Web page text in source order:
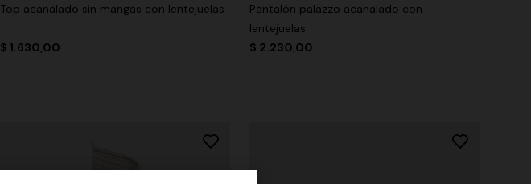
Top acanalado sin mangas con lentejuelas
$ 1.630,00
Pantalón palazzo acanalado con
lentejuelas
$ 2.230,00